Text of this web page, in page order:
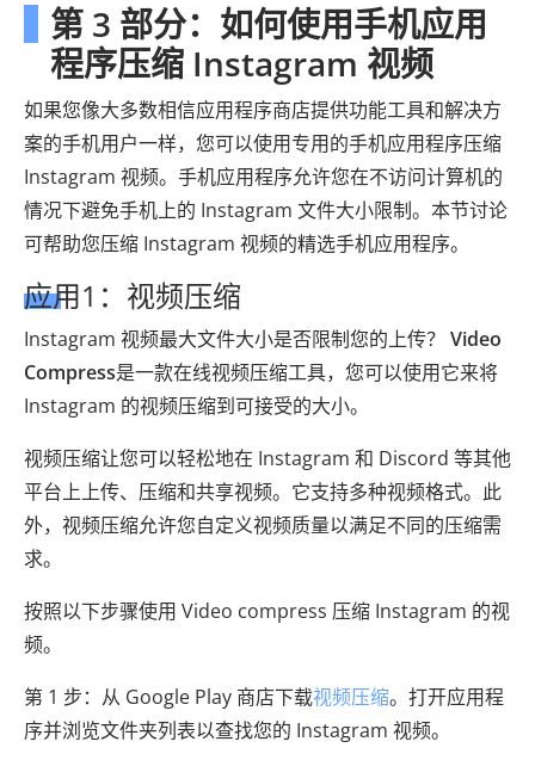
第 3 部分：如何使用手机应用
程序压缩 Instagram 视频
如果您像大多数相信应用程序商店提供功能工具和解决方
案的手机用户一样，您可以使用专用的手机应用程序压缩
Instagram 视频。手机应用程序允许您在不访问计算机的
情况下避免手机上的 Instagram 文件大小限制。本节讨论
可帮助您压缩 Instagram 视频的精选手机应用程序。
应用1：视频压缩
Instagram 视频最大文件大小是否限制您的上传？ Video
Compress是一款在线视频压缩工具，您可以使用它来将
Instagram 的视频压缩到可接受的大小。
视频压缩让您可以轻松地在 Instagram 和 Discord 等其他
平台上上传、压缩和共享视频。它支持多种视频格式。此
外，视频压缩允许您自定义视频质量以满足不同的压缩需
求。
按照以下步骤使用 Video compress 压缩 Instagram 的视
频。
第 1 步：从 Google Play 商店下载视频压缩。打开应用程
序并浏览文件夹列表以查找您的 Instagram 视频。